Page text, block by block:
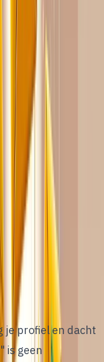
af van je
van de
werkt, is het
de meeste
van LinkedIn en
dezelfde
je profiel en dacht
is geen